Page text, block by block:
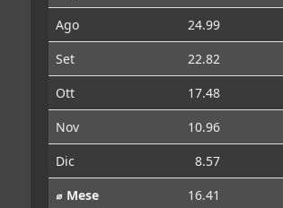
Ago
24.99
Set
22.82
Ott
17.48
Nov
10.96
Dic
8.57
⌀ Mese
16.41